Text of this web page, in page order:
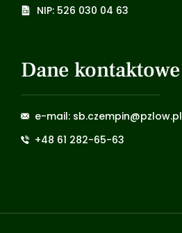
NIP: 526 030 04 63
Dane kontaktowe
e-mail: sb.czempin@pzlow.pl
+48 61 282-65-63